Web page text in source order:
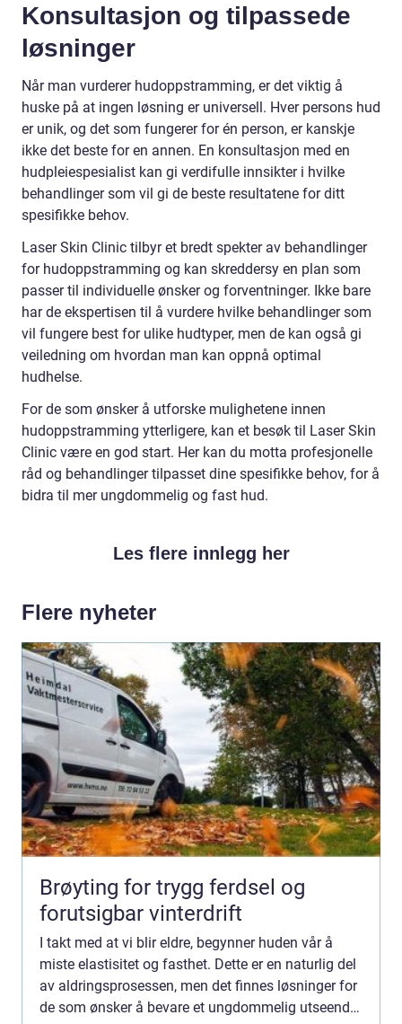
Konsultasjon og tilpassede
løsninger
Når man vurderer hudoppstramming, er det viktig å
huske på at ingen løsning er universell. Hver persons hud
er unik, og det som fungerer for én person, er kanskje
ikke det beste for en annen. En konsultasjon med en
hudpleiespesialist kan gi verdifulle innsikter i hvilke
behandlinger som vil gi de beste resultatene for ditt
spesifikke behov.
Laser Skin Clinic tilbyr et bredt spekter av behandlinger
for hudoppstramming og kan skreddersy en plan som
passer til individuelle ønsker og forventninger. Ikke bare
har de ekspertisen til å vurdere hvilke behandlinger som
vil fungere best for ulike hudtyper, men de kan også gi
veiledning om hvordan man kan oppnå optimal
hudhelse.
For de som ønsker å utforske mulighetene innen
hudoppstramming ytterligere, kan et besøk til Laser Skin
Clinic være en god start. Her kan du motta profesjonelle
råd og behandlinger tilpasset dine spesifikke behov, for å
bidra til mer ungdommelig og fast hud.
Les flere innlegg her
Flere nyheter
Brøyting for trygg ferdsel og
forutsigbar vinterdrift
I takt med at vi blir eldre, begynner huden vår å
miste elastisitet og fasthet. Dette er en naturlig del
av aldringsprosessen, men det finnes løsninger for
de som ønsker å bevare et ungdommelig utseende